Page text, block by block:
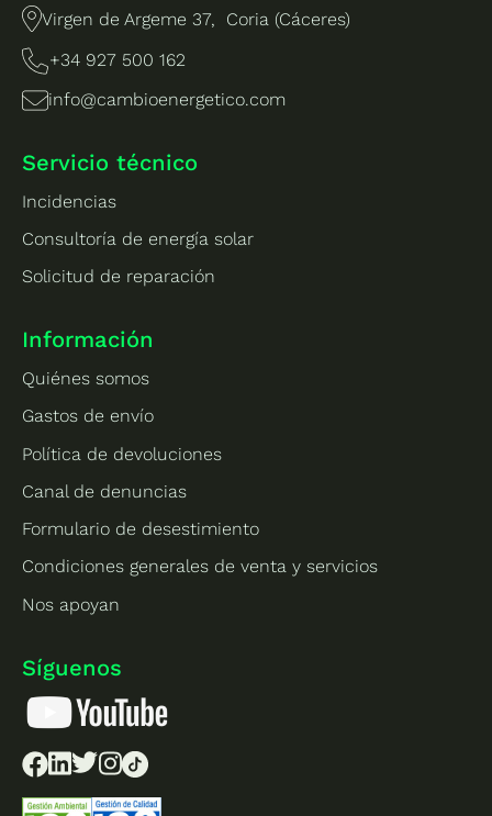
Virgen de Argeme 37, Coria (Cáceres)
+34 927 500 162
info@cambioenergetico.com
Servicio técnico
Incidencias
Consultoría de energía solar
Solicitud de reparación
Información
Quiénes somos
Gastos de envío
Política de devoluciones
Canal de denuncias
Formulario de desestimiento
Condiciones generales de venta y servicios
Nos apoyan
Síguenos